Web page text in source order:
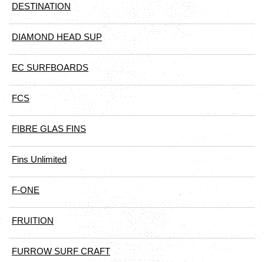
DESTINATION
DIAMOND HEAD SUP
EC SURFBOARDS
FCS
FIBRE GLAS FINS
Fins Unlimited
F-ONE
FRUITION
FURROW SURF CRAFT